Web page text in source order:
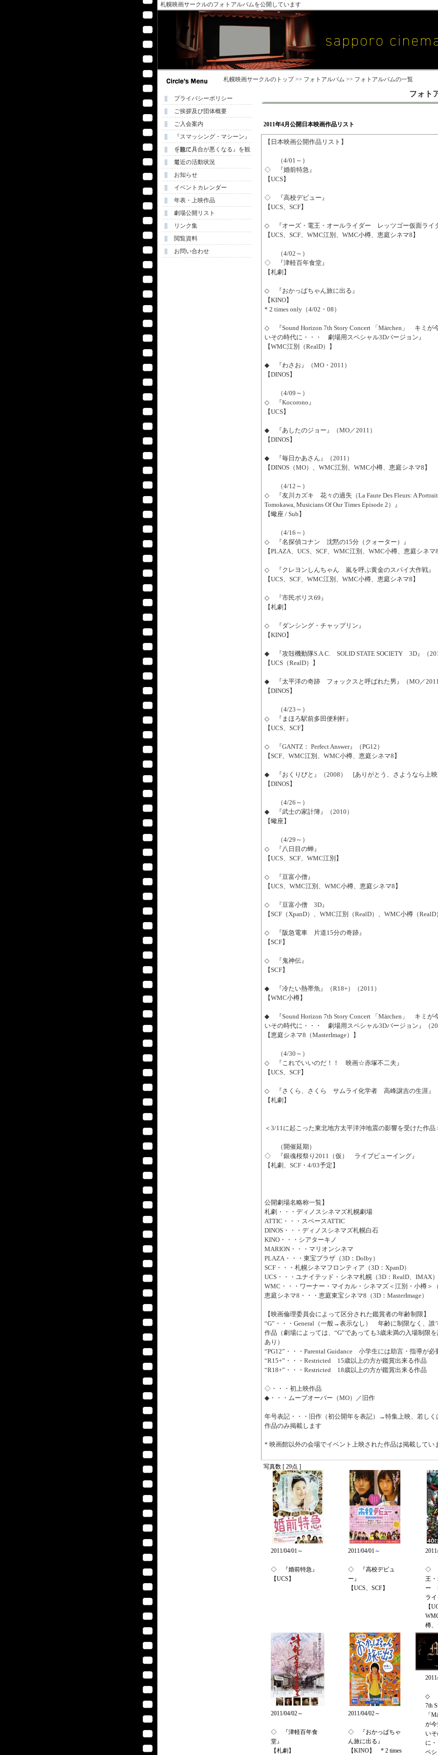
札幌映画サークルのフォトアルバムを公開しています
札幌映画サークルのトップ >> フォトアルバム >> フォトアルバムの一覧
フォト
2011年4月公開日本映画作品リスト
【日本映画公開作品リスト】
（4/01～）
◇ 『婚前特急』
【UCS】
◇ 『高校デビュー』
【UCS、SCF】
◇ 『オーズ・電王・オールライダー レッツゴー仮面ライ
【UCS、SCF、WMC江別、WMC小樽、恵庭シネマ8】
（4/02～）
◇ 『津軽百年食堂』
【札劇】
◇ 『おかっぱちゃん旅に出る』
【KINO】
* 2 times only（4/02・08）
◇ 『Sound Horizon 7th Story Concert 「Märchen」 キミが
いその時代に・・・ 劇場用スペシャル3Dバージョン』
【WMC江別（RealD）】
◆ 『わさお』（MO・2011）
【DINOS】
（4/09～）
◇ 『Kocorono』
【UCS】
◆ 『あしたのジョー』（MO／2011）
【DINOS】
◆ 『毎日かあさん』（2011）
【DINOS（MO）、WMC江別、WMC小樽、恵庭シネマ8】
（4/12～）
◇ 『友川カズキ 花々の過失（La Faute Des Fleurs: A
Tomokawa, Musicians Of Our Times Episode 2）』
【蠍座 / Sub】
（4/16～）
◇ 『名探偵コナン 沈黙の15分（クォーター）』
【PLAZA、UCS、SCF、WMC江別、WMC小樽、恵庭シネマ
◇ 『クレヨンしんちゃん 嵐を呼ぶ黄金のスパイ大作戦』
【UCS、SCF、WMC江別、WMC小樽、恵庭シネマ8】
◇ 『市民ポリス69』
【札劇】
◇ 『ダンシング・チャップリン』
【KINO】
◆ 『攻殻機動隊S.A.C. SOLID STATE SOCIETY 3D』（
【UCS（RealD）】
◆ 『太平洋の奇跡 フォックスと呼ばれた男』（MO／
【DINOS】
（4/23～）
◇ 『まほろ駅前多田便利軒』
【UCS、SCF】
◇ 『GANTZ： Perfect Answer』（PG12）
【SCF、WMC江別、WMC小樽、恵庭シネマ8】
◆ 『おくりびと』（2008） [ありがとう、さようなら上
【DINOS】
（4/26～）
◆ 『武士の家計簿』（2010）
【蠍座】
（4/29～）
◇ 『八日目の蝉』
【UCS、SCF、WMC江別】
◇ 『豆富小僧』
【UCS、WMC江別、WMC小樽、恵庭シネマ8】
◇ 『豆富小僧 3D』
【SCF（XpanD）、WMC江別（RealD）、WMC小樽（RealD
◇ 『阪急電車 片道15分の奇跡』
【SCF】
◇ 『鬼神伝』
【SCF】
◆ 『冷たい熱帯魚』（R18+）（2011）
【WMC小樽】
◆ 『Sound Horizon 7th Story Concert 「Märchen」 キミが
いその時代に・・・ 劇場用スペシャル3Dバージョン』（
【恵庭シネマ8（MasterImage）】
（4/30～）
◇ 『これでいいのだ！！ 映画☆赤塚不二夫』
【UCS、SCF】
◇ 『さくら、さくら サムライ化学者 高峰譲吉の生涯』
【札劇】
＜3/11に起こった東北地方太平洋沖地震の影響を受けた作品
（開催延期）
◇ 『銀魂桜祭り2011（仮） ライブビューイング』
【札劇、SCF・4/03予定】
公開劇場名略称一覧】
札劇・・・ディノスシネマズ札幌劇場
ATTIC・・・スペースATTIC
DINOS・・・ディノスシネマズ札幌白石
KINO・・・シアターキノ
MARION・・・マリオンシネマ
PLAZA・・・東宝プラザ（3D：Dolby）
SCF・・・札幌シネマフロンティア（3D：XpanD）
UCS・・・ユナイテッド・シネマ札幌（3D：RealD、IMAX）
WMC・・・ワーナー・マイカル・シネマズ＜江別・小樽＞
恵庭シネマ8・・・恵庭東宝シネマ8（3D：MasterImage）
【映画倫理委員会によって区分された鑑賞者の年齢制限】
“G”・・・General（一般→表示なし） 年齢に制限なく、誰
作品（劇場によっては、“G”であっても3歳未満の入場制限
あり）
“PG12”・・・Parental Guidance 小学生には助言・指導が必
“R15+”・・・Restricted 15歳以上の方が鑑賞出来る作品
“R18+”・・・Restricted 18歳以上の方が鑑賞出来る作品
◇・・・初上映作品
◆・・・ムーブオーバー（MO）／旧作
年号表記・・・旧作（初公開年を表記）→特集上映、若しく
作品のみ掲載します
* 映画館以外の会場でイベント上映された作品は掲載してい
写真数 [ 29点 ]
2011/04/01～
◇ 『婚前特急』
【UCS】
2011/04/01～
◇ 『高校デビュ
ー』
【UCS、SCF】
◇
王
ー
ラ
【
樽
2011/04/02～
◇ 『津軽百年食
堂』
【札劇】
2011/04/02～
◇ 『おかっぱちゃ
ん旅に出る』
【KINO】 * 2 times
◇ 『
7th
「
が
い
に
ペ
プライバシーポリシー
ご挨拶及び団体概要
ご入会案内
『スマッシング・マシーン』
を観て
『急に具合が悪くなる』を観
て
最近の活動状況
お知らせ
イベントカレンダー
年表・上映作品
劇場公開リスト
リンク集
閲覧資料
お問い合わせ